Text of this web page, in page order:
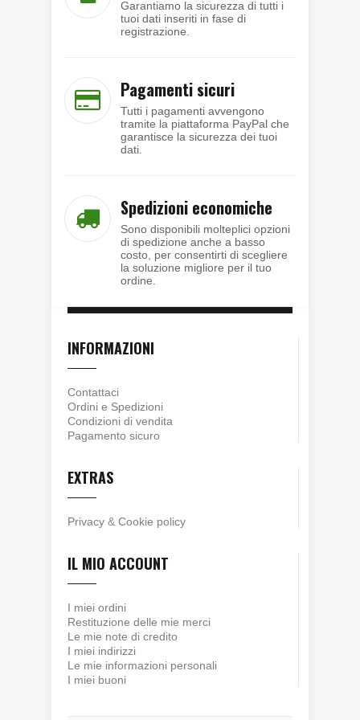
Garantiamo la sicurezza di tutti i
tuoi dati inseriti in fase di
registrazione.
Pagamenti sicuri
Tutti i pagamenti avvengono
tramite la piattaforma PayPal che
garantisce la sicurezza dei tuoi
dati.
Spedizioni economiche
Sono disponibili molteplici opzioni
di spedizione anche a basso
costo, per consentirti di scegliere
la soluzione migliore per il tuo
ordine.
INFORMAZIONI
Contattaci
Ordini e Spedizioni
Condizioni di vendita
Pagamento sicuro
EXTRAS
Privacy & Cookie policy
IL MIO ACCOUNT
I miei ordini
Restituzione delle mie merci
Le mie note di credito
I miei indirizzi
Le mie informazioni personali
I miei buoni